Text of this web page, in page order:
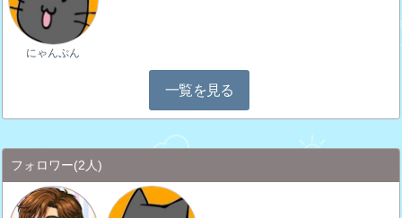
にゃんぷん
一覧を見る
フォロワー(2人)